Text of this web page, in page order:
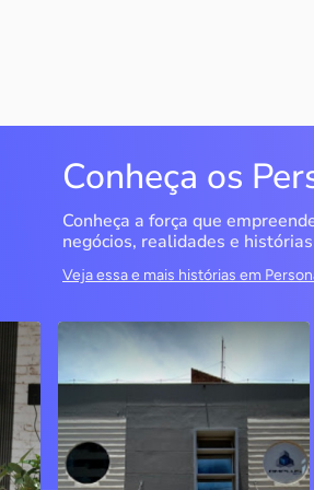
Conheça os
Conheça a força que
negócios, realidades e
Veja essa e mais histórias em
Infoecia Software
Ltda
Londrina / PR
Com mais de 20 anos de
mercado, o empresário
contou com o Sebrae para o